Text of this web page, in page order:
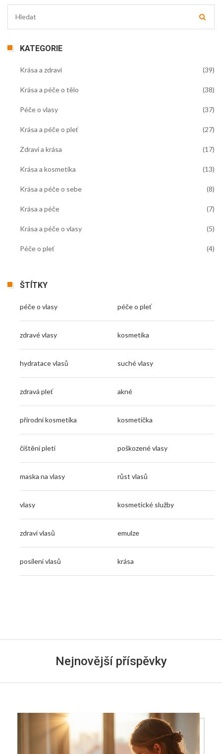
KATEGORIE
Krása a zdraví (39)
Krása a péče o tělo (38)
Péče o vlasy (37)
Krása a péče o pleť (27)
Zdraví a krása (17)
Krása a kosmetika (13)
Krása a péče o sebe (8)
Krása a péče (7)
Krása a péče o vlasy (5)
Péče o pleť (4)
ŠTÍTKY
péče o vlasy péče o pleť
zdravé vlasy kosmetika
hydratace vlasů suché vlasy
zdravá pleť akné
přírodní kosmetika kosmetička
čištění pleti poškozené vlasy
maska na vlasy růst vlasů
vlasy kosmetické služby
zdraví vlasů emulze
posílení vlasů krása
Nejnovější příspěvky